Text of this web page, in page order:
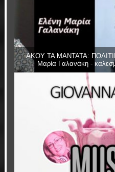
ΑΚΟΥ ΤΑ ΜΑΝΤΑΤΑ:
Μαρία Γαλανάκη -